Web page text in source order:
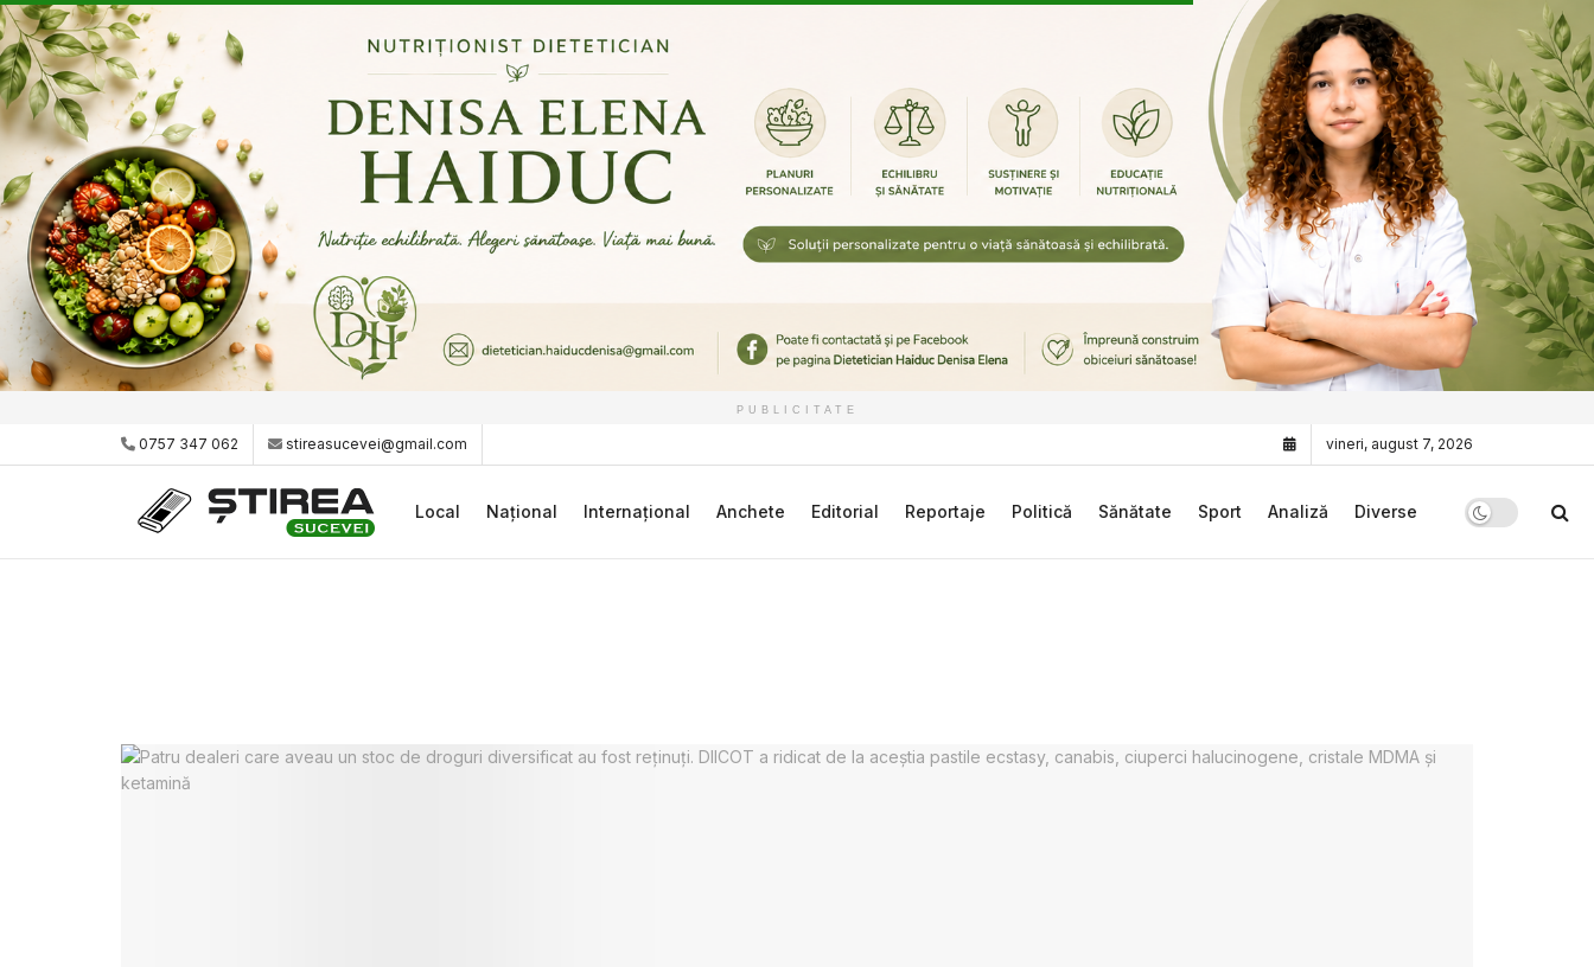
PUBLICITATE
0757 347 062 stireasucevei@gmail.com vineri, august 7, 2026
Local Național Internațional Anchete Editorial Reportaje Politică Sănătate Sport Analiză Diverse